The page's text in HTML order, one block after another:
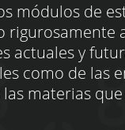
módulos de
rigurosamente
actuales y
como de las
las materias